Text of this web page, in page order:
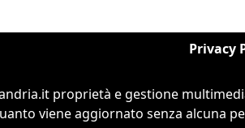
Privacy
proprietà e gestione
viene aggiornato senza alcuna